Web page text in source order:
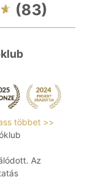
(83)
többet >>
Az